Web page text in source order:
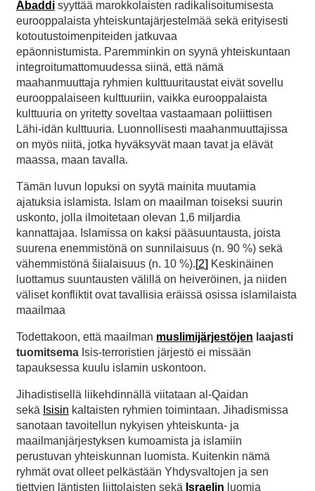
Abaddi syyttää marokkolaisten radikalisoitumisesta
eurooppalaista yhteiskuntajärjestelmää sekä erityisesti
kotoutustoimenpiteiden jatkuvaa
epäonnistumista. Paremminkin on syynä yhteiskuntaan
integroitumattomuudessa siinä, että nämä
maahanmuuttaja ryhmien kulttuuritaustat eivät sovellu
eurooppalaiseen kulttuuriin, vaikka eurooppalaista
kulttuuria on yritetty soveltaa vastaamaan poliittisen
Lähi-idän kulttuuria. Luonnollisesti maahanmuuttajissa
on myös niitä, jotka hyväksyvät maan tavat ja elävät
maassa, maan tavalla.
Tämän luvun lopuksi on syytä mainita muutamia
ajatuksia islamista. Islam on maailman toiseksi suurin
uskonto, jolla ilmoitetaan olevan 1,6 miljardia
kannattajaa. Islamissa on kaksi pääsuuntausta, joista
suurena enemmistönä on sunnilaisuus (n. 90 %) sekä
vähemmistönä šiialaisuus (n. 10 %).[2] Keskinäinen
luottamus suuntausten välillä on heiveröinen, ja niiden
väliset konfliktit ovat tavallisia eräissä osissa islamilaista
maailmaa
Todettakoon, että maailman muslimijärjestöjen laajasti
tuomitsema Isis-terroristien järjestö ei missään
tapauksessa kuulu islamin uskontoon.
Jihadistisellä liikehdinnällä viitataan al-Qaidan
sekä Isisin kaltaisten ryhmien toimintaan. Jihadismissa
sanotaan tavoitellun nykyisen yhteiskunta- ja
maailmanjärjestyksen kumoamista ja islamiin
perustuvan yhteiskunnan luomista. Kuitenkin nämä
ryhmät ovat olleet pelkästään Yhdysvaltojen ja sen
tiettyjen läntisten liittolaisten sekä Israelin luomia